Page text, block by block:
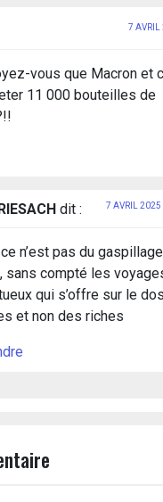
7
vous que Macron et
11 000 bouteilles de
dit : 7 AVRIL 2025
n’est pas du
sans compté les
qui s’offre sur le
et non des riches